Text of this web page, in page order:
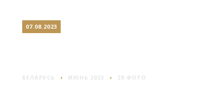
07.08.2023
БЕЛАРУСЬ ИЮНЬ 2023 29 ФОТО